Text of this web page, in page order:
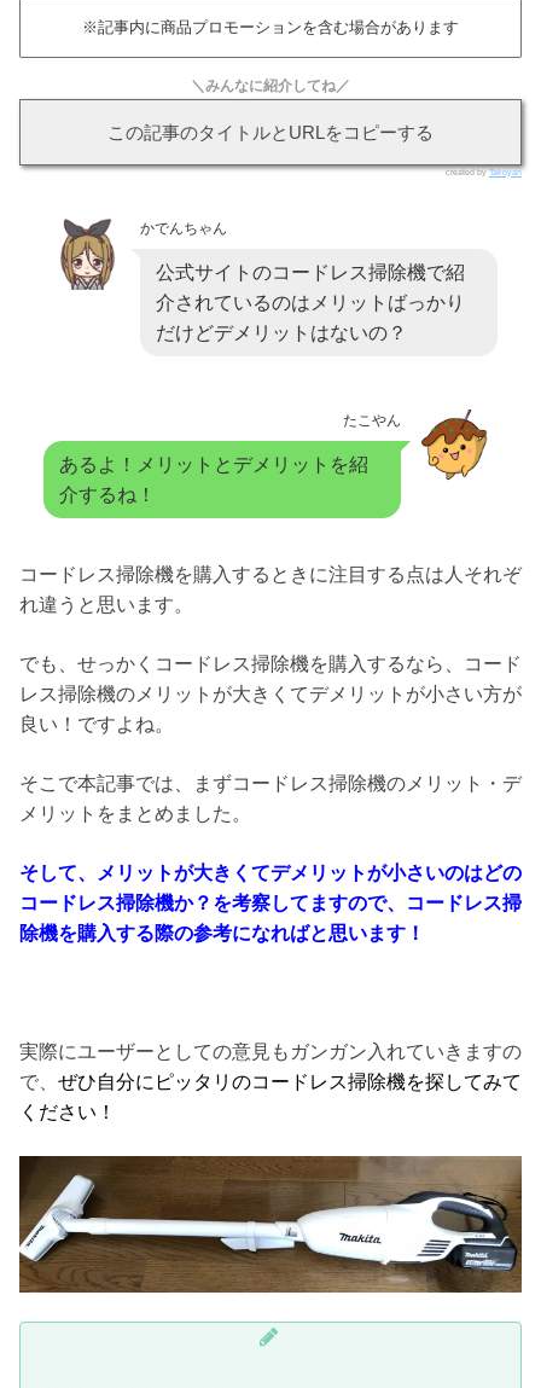
※記事内に商品プロモーションを含む場合があります
＼みんなに紹介してね／
この記事のタイトルとURLをコピーする
created byTakoyan
かでんちゃん
公式サイトのコードレス掃除機で紹
介されているのはメリットばっかり
だけどデメリットはないの？
たこやん
あるよ！メリットとデメリットを紹
介するね！
コードレス掃除機を購入するときに注目する点は人それぞ
れ違うと思います。
でも、せっかくコードレス掃除機を購入するなら、コード
レス掃除機のメリットが大きくてデメリットが小さい方が
良い！ですよね。
そこで本記事では、まずコードレス掃除機のメリット・デ
メリットをまとめました。
そして、メリットが大きくてデメリットが小さいのはどの
コードレス掃除機か？を考察してますので、コードレス掃
除機を購入する際の参考になればと思います！
実際にユーザーとしての意見もガンガン入れていきますの
で、 ぜひ自分にピッタリのコードレス掃除機を探してみて
ください！